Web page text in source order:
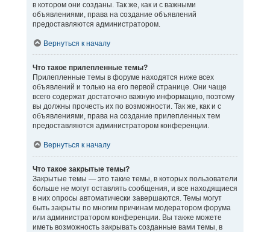
в котором они созданы. Так же, как и с важными
объявлениями, права на создание объявлений
предоставляются администратором.
Вернуться к началу
Что такое прилепленные темы?
Прилепленные темы в форуме находятся ниже всех
объявлений и только на его первой странице. Они чаще
всего содержат достаточно важную информацию, поэтому
вы должны прочесть их по возможности. Так же, как и с
объявлениями, права на создание прилепленных тем
предоставляются администратором конференции.
Вернуться к началу
Что такое закрытые темы?
Закрытые темы — это такие темы, в которых пользователи
больше не могут оставлять сообщения, и все находящиеся
в них опросы автоматически завершаются. Темы могут
быть закрыты по многим причинам модератором форума
или администратором конференции. Вы также можете
иметь возможность закрывать созданные вами темы, в